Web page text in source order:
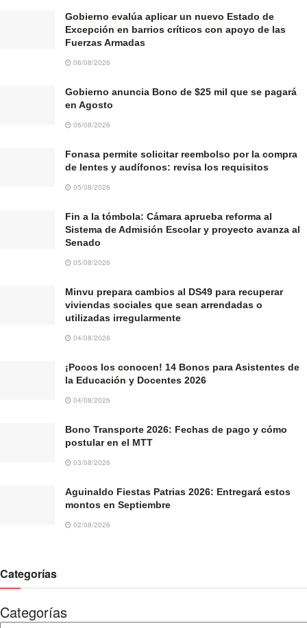
Gobierno evalúa aplicar un nuevo Estado de
Excepción en barrios críticos con apoyo de las
Fuerzas Armadas
06/08/2026
Gobierno anuncia Bono de $25 mil que se pagará
en Agosto
06/08/2026
Fonasa permite solicitar reembolso por la compra
de lentes y audífonos: revisa los requisitos
05/08/2026
Fin a la tómbola: Cámara aprueba reforma al
Sistema de Admisión Escolar y proyecto avanza al
Senado
05/08/2026
Minvu prepara cambios al DS49 para recuperar
viviendas sociales que sean arrendadas o
utilizadas irregularmente
04/08/2026
¡Pocos los conocen! 14 Bonos para Asistentes de
la Educación y Docentes 2026
04/08/2026
Bono Transporte 2026: Fechas de pago y cómo
postular en el MTT
03/08/2026
Aguinaldo Fiestas Patrias 2026: Entregará estos
montos en Septiembre
02/08/2026
Categorías
Categorías